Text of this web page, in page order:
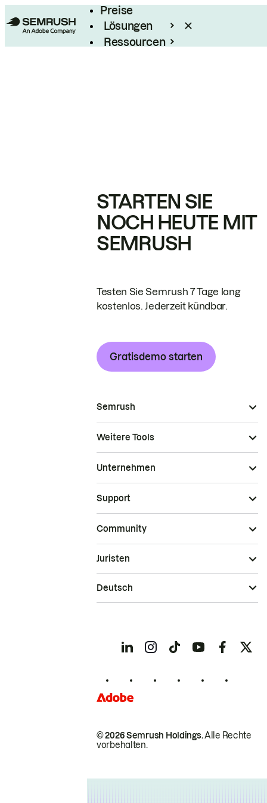
Preise
Lösungen
Ressourcen
STARTEN SIE
NOCH HEUTE MIT
SEMRUSH
Testen Sie Semrush 7 Tage lang
kostenlos. Jederzeit kündbar.
Gratisdemo starten
Semrush
Weitere Tools
Unternehmen
Support
Community
© 2026 Semrush Holdings.Alle Rechte
vorbehalten.
Juristen
Deutsch